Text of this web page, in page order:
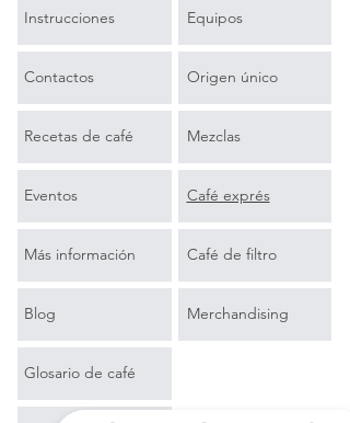
Instrucciones
Contactos
Recetas de café
Eventos
Más información
Blog
Glosario de café
Equipos
Origen único
Mezclas
Café exprés
Café de filtro
Merchandising